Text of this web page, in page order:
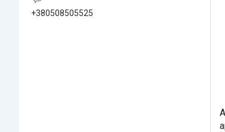
+380508505525